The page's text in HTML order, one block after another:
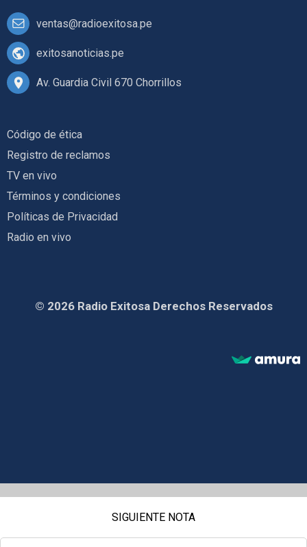
ventas@radioexitosa.pe
exitosanoticias.pe
Av. Guardia Civil 670 Chorrillos
Código de ética
Registro de reclamos
TV en vivo
Términos y condiciones
Políticas de Privacidad
Radio en vivo
© 2026 Radio Exitosa Derechos Reservados
SIGUIENTE NOTA